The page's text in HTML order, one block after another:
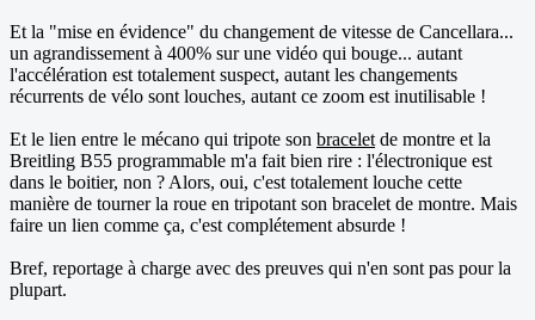
Et la "mise en évidence" du changement de vitesse de Cancellara...
un agrandissement à 400% sur une vidéo qui bouge... autant
l'accélération est totalement suspect, autant les changements
récurrents de vélo sont louches, autant ce zoom est inutilisable !
Et le lien entre le mécano qui tripote son bracelet de montre et la
Breitling B55 programmable m'a fait bien rire : l'électronique est
dans le boitier, non ? Alors, oui, c'est totalement louche cette
manière de tourner la roue en tripotant son bracelet de montre. Mais
faire un lien comme ça, c'est complétement absurde !
Bref, reportage à charge avec des preuves qui n'en sont pas pour la
plupart.